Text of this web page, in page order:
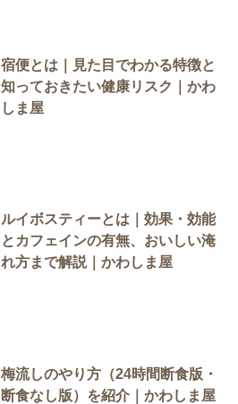
宿便とは｜見た目でわかる特徴と
知っておきたい健康リスク｜かわ
しま屋
ルイボスティーとは｜効果・効能
とカフェインの有無、おいしい淹
れ方まで解説｜かわしま屋
梅流しのやり方（24時間断食版・
断食なし版）を紹介｜かわしま屋